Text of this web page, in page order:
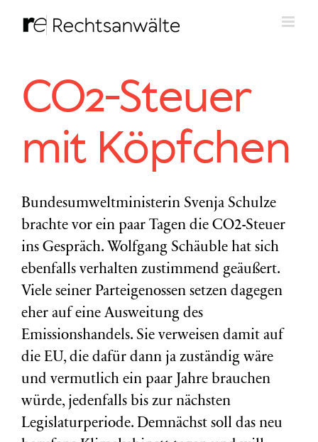
Inhalt
CO2-Steuer
mit Köpfchen
Bundesumweltministerin Svenja Schulze
brachte vor ein paar Tagen die CO2-Steuer
ins Gespräch. Wolfgang Schäuble hat sich
ebenfalls verhalten zustimmend geäußert.
Viele seiner Parteigenossen setzen dagegen
eher auf eine Ausweitung des
Emissionshandels. Sie verweisen damit auf
die EU, die dafür dann ja zuständig wäre
und vermutlich ein paar Jahre brauchen
würde, jedenfalls bis zur nächsten
Legislaturperiode. Demnächst soll das neu